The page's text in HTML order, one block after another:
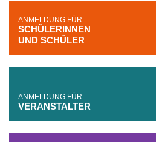
ANMELDUNG FÜR
SCHÜLERINNEN
UND SCHÜLER
ANMELDUNG FÜR
VERANSTALTER